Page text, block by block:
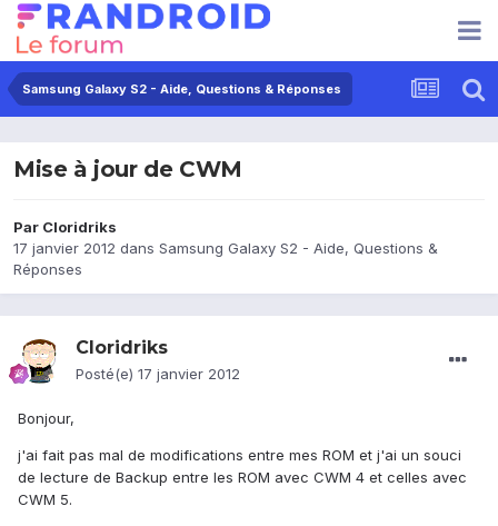
Samsung Galaxy S2 - Aide, Questions & Réponses
Mise à jour de CWM
Par Cloridriks
17 janvier 2012 dans Samsung Galaxy S2 - Aide, Questions &
Réponses
Cloridriks
Posté(e) 17 janvier 2012
Bonjour,
j'ai fait pas mal de modifications entre mes ROM et j'ai un souci
de lecture de Backup entre les ROM avec CWM 4 et celles avec
CWM 5.